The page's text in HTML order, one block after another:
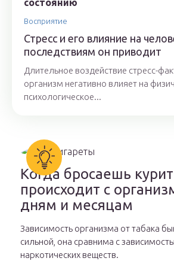
Восприятие
Стресс и его влияние на
последствиям он приводит
Длительное воздействие стресс-
организм негативно влияет на
психологическое...
Когда бросаешь
происходит с
дням и месяцам
Зависимость организма от табака
сильной, она сравнима с
наркотических веществ.